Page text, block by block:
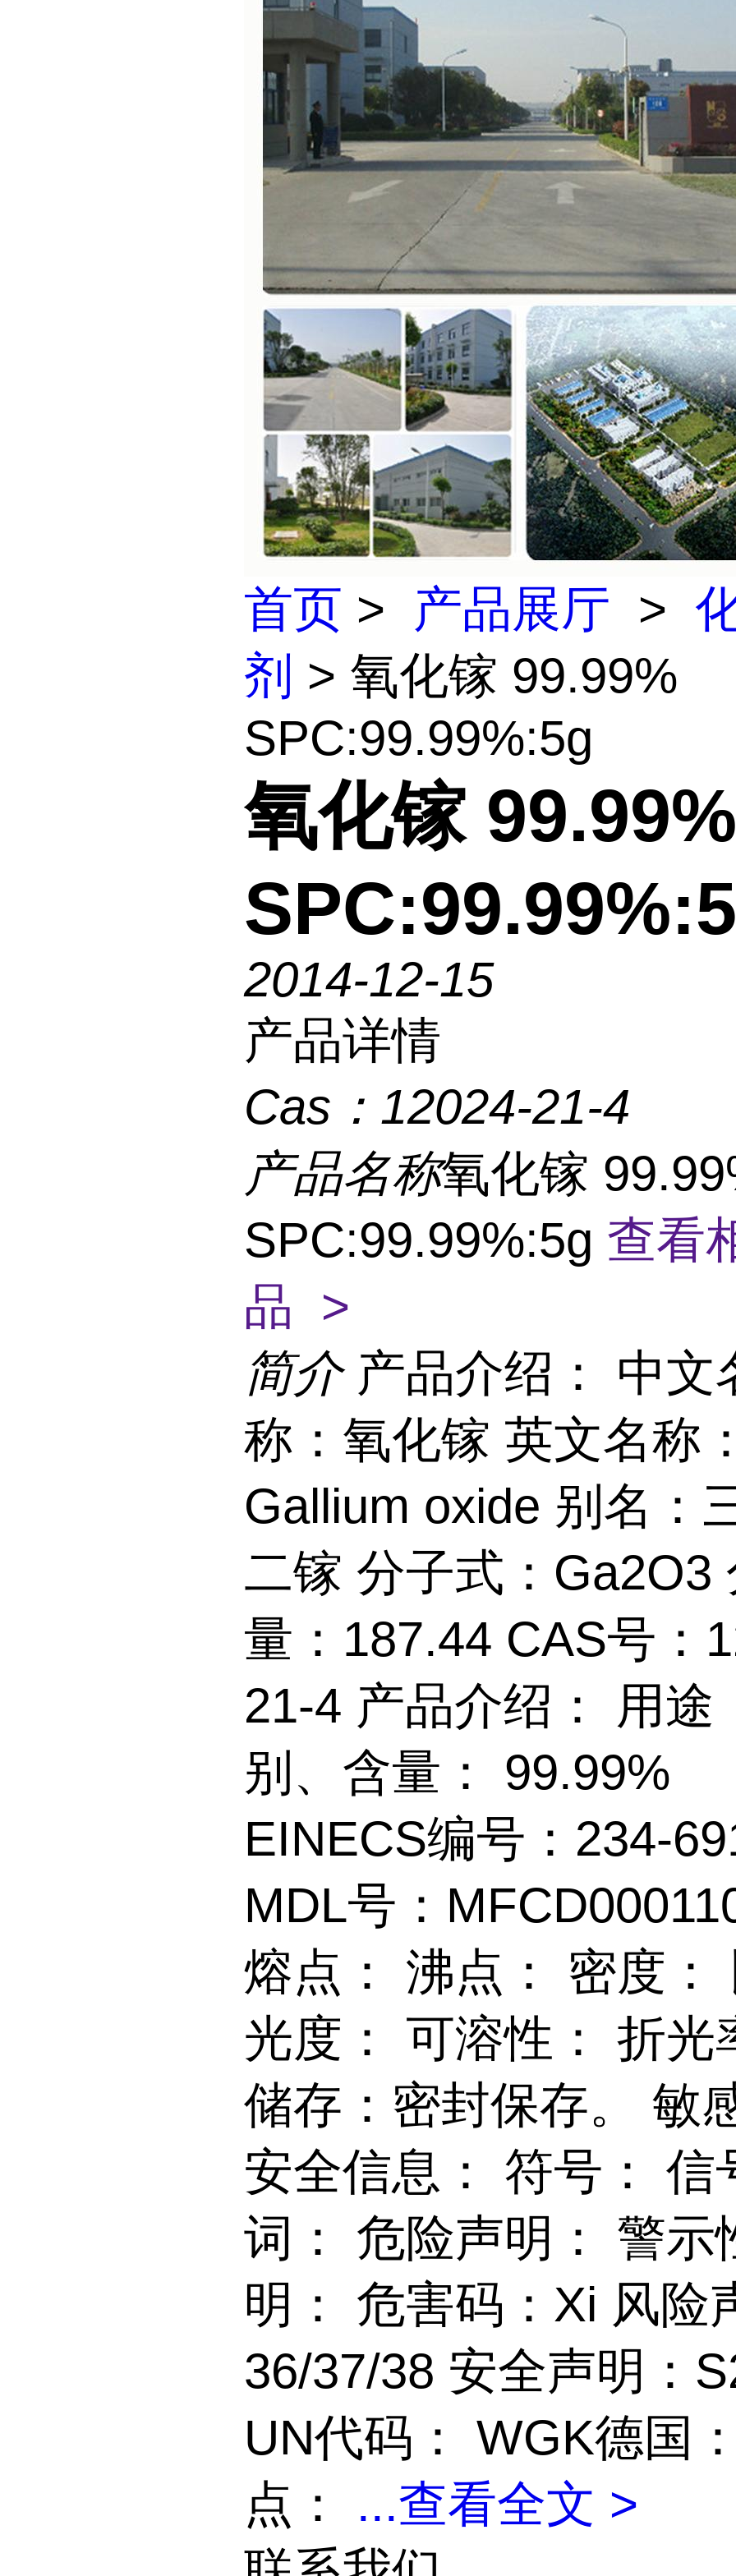
首页 > 产品展厅 >
剂 > 氧化镓 99.99%
SPC:99.99%:5g
氧化镓 99.99%
2014-12-15
产品详情
Cas： 12024-21-4
产品名称氧化镓
SPC:99.99%:5g 查看
品 >
简介 产品介绍： 中文
称：氧化镓 英文名称
Gallium oxide 别名：
二镓 分子式：Ga2O3
量：187.44 CAS号：
21-4 产品介绍： 用途
别、含量： 99.99%
EINECS编号：234-
MDL号：
熔点： 沸点： 密度：
光度： 可溶性： 折光
储存：密封保存。 敏
安全信息： 符号： 信
词： 危险声明： 警示
明： 危害码：Xi 风险
36/37/38 安全声明：
UN代码： WGK德国
点： ...查看全文 >